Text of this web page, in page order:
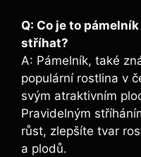
Q: Co je to
stříhat?
A: Pámelník, také
populární rostlina v
svým atraktivním
Pravidelným
růst, zlepšíte tvar
a plodů.